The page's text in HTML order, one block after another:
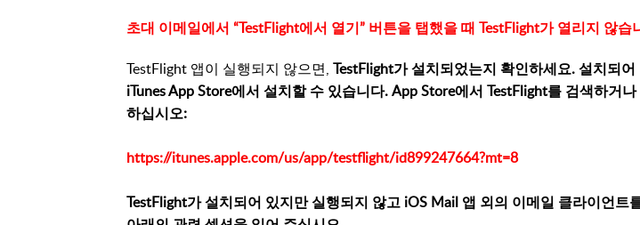
초대 이메일에서 “TestFlight에서 열기” 버튼을 탭했을 때 TestFlight가 열리지 않습
TestFlight 앱이 실행되지 않으면, TestFlight가 설치되었는지 확인하세요. 설치되
iTunes App Store에서 설치할 수 있습니다. App Store에서 TestFlight를 검색하거
하십시오:
https://itunes.apple.com/us/app/testflight/id899247664?mt=8
TestFlight가 설치되어 있지만 실행되지 않고 iOS Mail 앱 외의 이메일 클라이언트